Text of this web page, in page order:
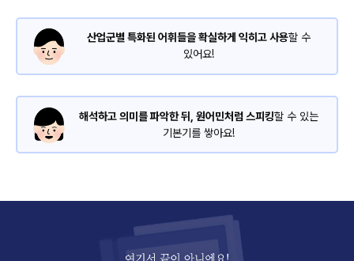
산업군별 특화된 어휘들을 확실하게 익히고 사용할 수
있어요!
해석하고 의미를 파악한 뒤, 원어민처럼 스피킹할 수 있는
기본기를 쌓아요!